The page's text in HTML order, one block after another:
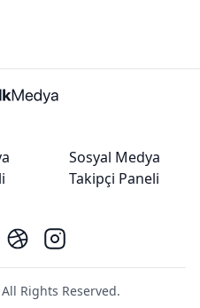
Sosyal Medya
Takipçi Paneli
Rights Reserved.